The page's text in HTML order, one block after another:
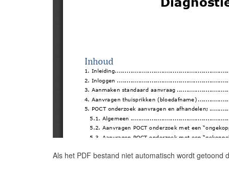
Als het PDF bestand niet automatisch wordt getoond